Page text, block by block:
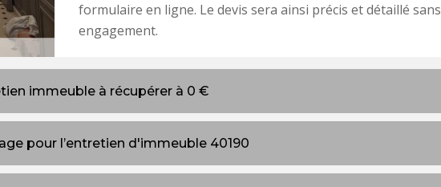
formulaire en ligne. Le devis sera ainsi précis et détaillé sans
engagement.
immeuble à récupérer à 0 €
pour l’entretien d'immeuble 40190